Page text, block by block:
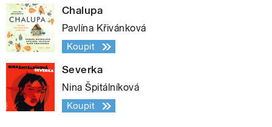
Chalupa
Pavlína Křivánková
Koupit
Severka
Nina Špitálníková
Koupit